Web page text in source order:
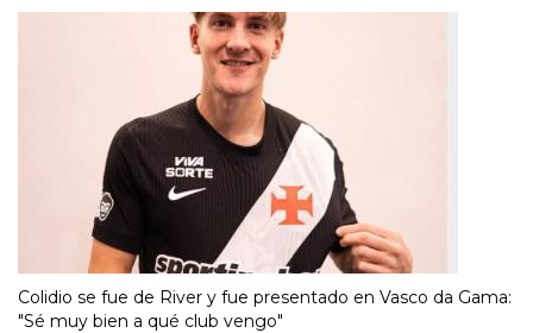
Colidio se fue de River y fue presentado en Vasco da Gama:
"Sé muy bien a qué club vengo"